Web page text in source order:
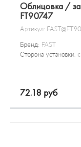
Облицовка /
FT90747
Артикул:
Бренд: FAST
Сторона установки:
72.18 руб